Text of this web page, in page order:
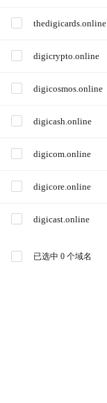
thedigicards.online
digicrypto.online
digicosmos.online
digicash.online
digicom.online
digicore.online
digicast.online
已选中 0 个域名